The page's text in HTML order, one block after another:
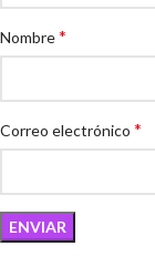
Nombre*
Correo electrónico *